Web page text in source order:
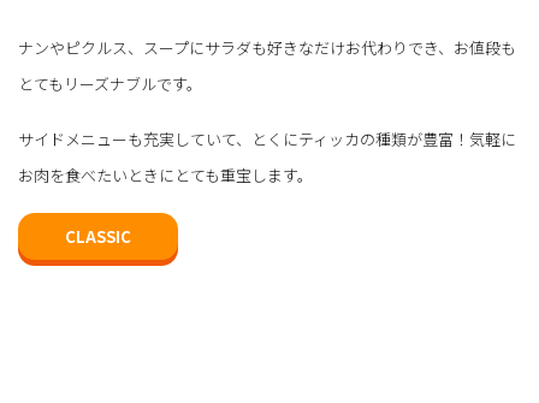
ナンやピクルス、スープにサラダも好きなだけお代わりでき、お値段も
とてもリーズナブルです。
サイドメニューも充実していて、とくにティッカの種類が豊富！気軽に
お肉を食べたいときにとても重宝します。
CLASSIC